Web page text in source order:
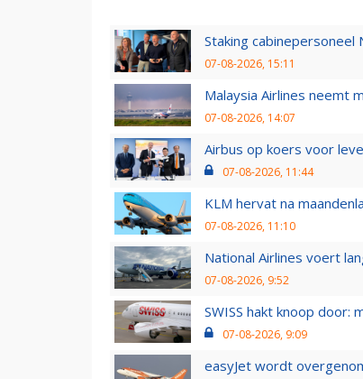
Staking cabinepersoneel
07-08-2026, 15:11
Malaysia Airlines neemt
07-08-2026, 14:07
Airbus op koers voor
07-08-2026, 11:44
KLM hervat na
07-08-2026, 11:10
National Airlines voert
07-08-2026, 9:52
SWISS hakt knoop door:
07-08-2026, 9:09
easyJet wordt